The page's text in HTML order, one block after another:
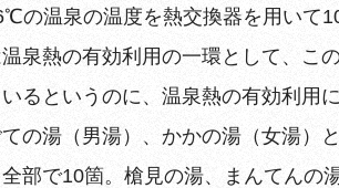
の温泉の温度を熱交換器を用いて
泉熱の有効利用の一環として、こ
るというのに、温泉熱の有効利用
の湯（男湯）、かかの湯（女湯）
部で10箇。槍見の湯、まんてん